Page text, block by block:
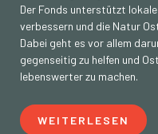
Der Fonds unterstützt
verbessern und die Natur
Dabei geht es vor allem
gegenseitig zu helfen und
lebenswerter zu machen.
WEITERLESEN